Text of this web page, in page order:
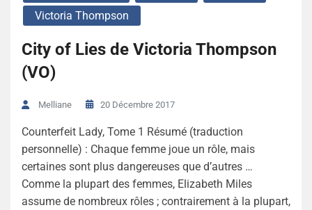
Victoria Thompson
City of Lies de Victoria Thompson
(VO)
Melliane 20 Décembre 2017
Counterfeit Lady, Tome 1 Résumé (traduction
personnelle) : Chaque femme joue un rôle, mais
certaines sont plus dangereuses que d’autres …
Comme la plupart des femmes, Elizabeth Miles
assume de nombreux rôles ; contrairement à la plupart,